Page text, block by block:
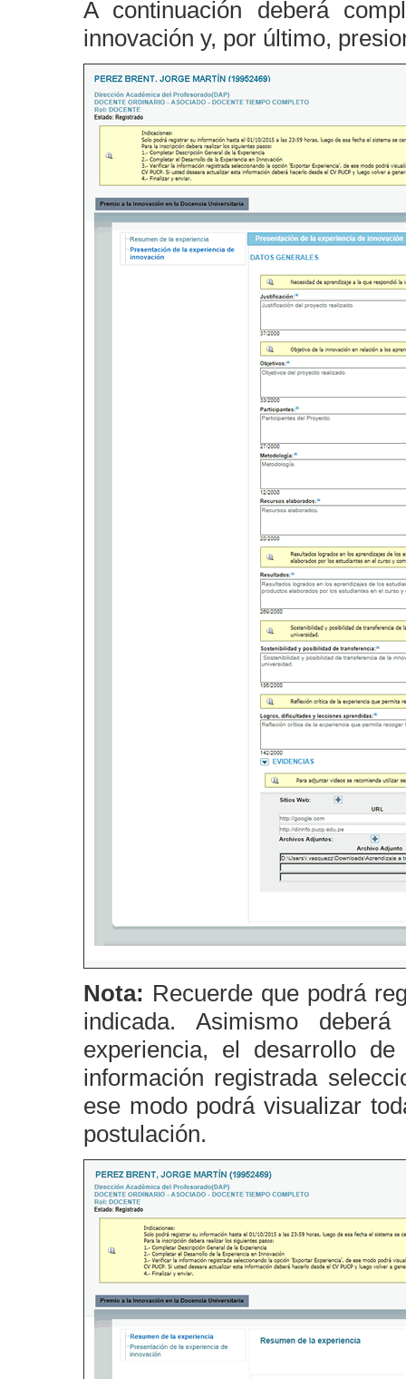
A continuación deberá
innovación y, por último,
Nota: Recuerde que podrá
indicada. Asimismo
experiencia, el desarrollo
información registrada
ese modo podrá visualizar
postulación.